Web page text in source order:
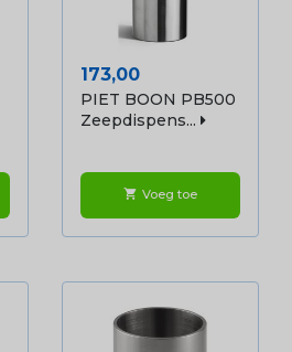
Prijs
173,00
PIET BOON PB500
Zeepdispens...
shopping_cart Voeg toe